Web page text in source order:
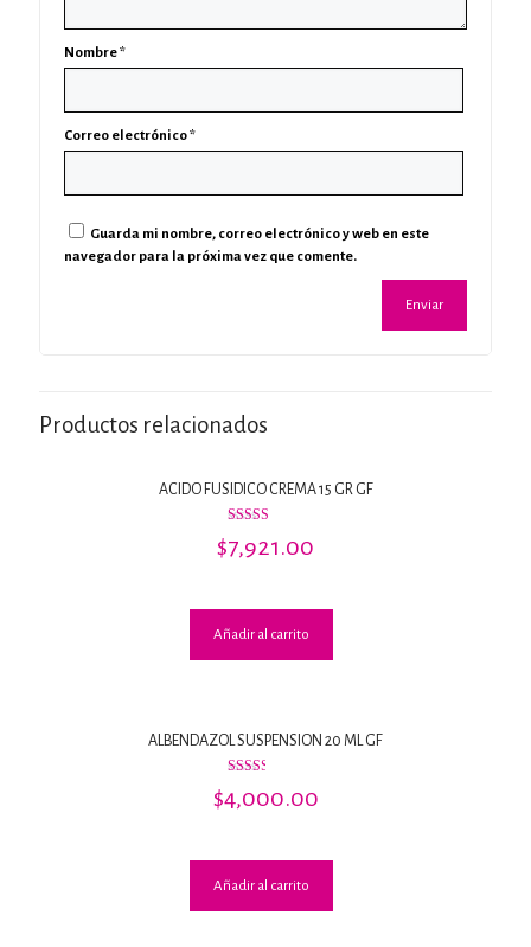
Nombre*
Correo electrónico*
Guarda mi nombre, correo electrónico y web en este
navegador para la próxima vez que comente.
Productos relacionados
ACIDO FUSIDICO CREMA 15 GR GF
con
$7,921.00
Añadir al carrito
ALBENDAZOL SUSPENSION 20 ML GF
con
$4,000.00
Añadir al carrito